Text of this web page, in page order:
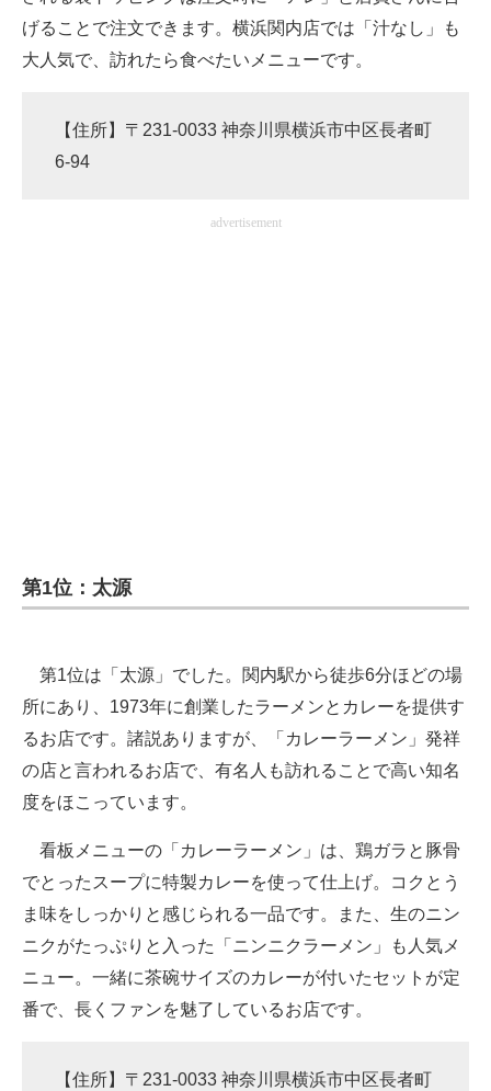
げることで注文できます。横浜関内店では「汁なし」も
大人気で、訪れたら食べたいメニューです。
【住所】〒231-0033 神奈川県横浜市中区長者町
6-94
advertisement
第1位：太源
第1位は「太源」でした。関内駅から徒歩6分ほどの場
所にあり、1973年に創業したラーメンとカレーを提供す
るお店です。諸説ありますが、「カレーラーメン」発祥
の店と言われるお店で、有名人も訪れることで高い知名
度をほこっています。
看板メニューの「カレーラーメン」は、鶏ガラと豚骨
でとったスープに特製カレーを使って仕上げ。コクとう
ま味をしっかりと感じられる一品です。また、生のニン
ニクがたっぷりと入った「ニンニクラーメン」も人気メ
ニュー。一緒に茶碗サイズのカレーが付いたセットが定
番で、長くファンを魅了しているお店です。
【住所】〒231-0033 神奈川県横浜市中区長者町